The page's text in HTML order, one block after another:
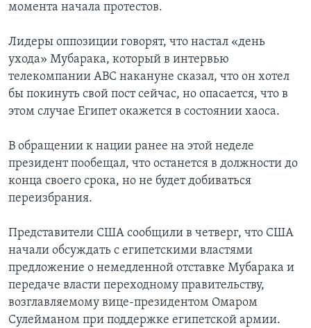
момента начала протестов.
Лидеры оппозиции говорят, что настал «день
ухода» Мубарака, который в интервью
телекомпании АВС накануне сказал, что он хотел
бы покинуть свой пост сейчас, но опасается, что в
этом случае Египет окажется в состоянии хаоса.
В обращении к нации ранее на этой неделе
президент пообещал, что останется в должности до
конца своего срока, но не будет добиваться
переизбрания.
Представители США сообщили в четверг, что США
начали обсуждать с египетскими властями
предложение о немедленной отставке Мубарака и
передаче власти переходному правительству,
возглавляемому вице-президентом Омаром
Сулейманом при поддержке египетской армии.